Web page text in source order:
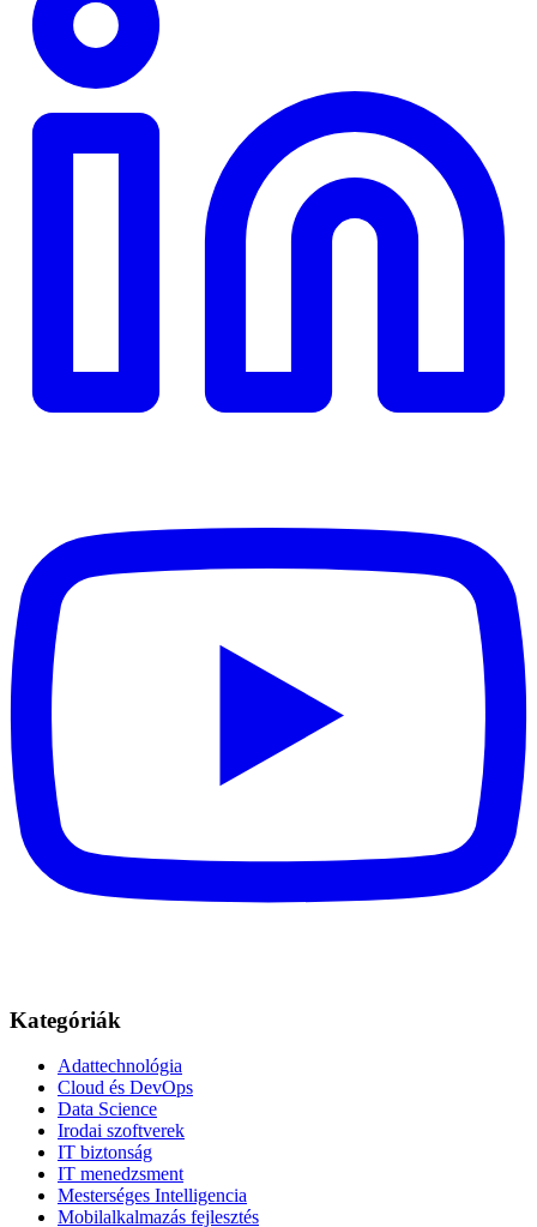
Kategóriák
Adattechnológia
Cloud és DevOps
Data Science
Irodai szoftverek
IT biztonság
IT menedzsment
Mesterséges Intelligencia
Mobilalkalmazás fejlesztés